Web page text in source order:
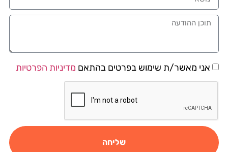
אני מאשר/ת שימוש בפרטים בהתאם מדיניות הפרטיות
שליחה